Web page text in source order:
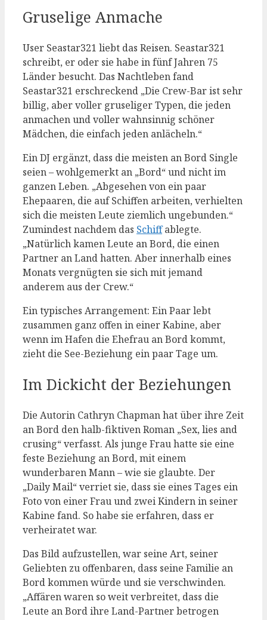
Gruselige Anmache
User Seastar321 liebt das Reisen. Seastar321
schreibt, er oder sie habe in fünf Jahren 75
Länder besucht. Das Nachtleben fand
Seastar321 erschreckend „Die Crew-Bar ist sehr
billig, aber voller gruseliger Typen, die jeden
anmachen und voller wahnsinnig schöner
Mädchen, die einfach jeden anlächeln.“
Ein DJ ergänzt, dass die meisten an Bord Single
seien – wohlgemerkt an „Bord“ und nicht im
ganzen Leben. „Abgesehen von ein paar
Ehepaaren, die auf Schiffen arbeiten, verhielten
sich die meisten Leute ziemlich ungebunden.“
Zumindest nachdem das Schiffablegte.
„Natürlich kamen Leute an Bord, die einen
Partner an Land hatten. Aber innerhalb eines
Monats vergnügten sie sich mit jemand
anderem aus der Crew.“
Ein typisches Arrangement: Ein Paar lebt
zusammen ganz offen in einer Kabine, aber
wenn im Hafen die Ehefrau an Bord kommt,
zieht die See-Beziehung ein paar Tage um.
Im Dickicht der Beziehungen
Die Autorin Cathryn Chapman hat über ihre Zeit
an Bord den halb-fiktiven Roman „Sex, lies and
crusing“ verfasst. Als junge Frau hatte sie eine
feste Beziehung an Bord, mit einem
wunderbaren Mann – wie sie glaubte. Der
„Daily Mail“ verriet sie, dass sie eines Tages ein
Foto von einer Frau und zwei Kindern in seiner
Kabine fand. So habe sie erfahren, dass er
verheiratet war.
Das Bild aufzustellen, war seine Art, seiner
Geliebten zu offenbaren, dass seine Familie an
Bord kommen würde und sie verschwinden.
„Affären waren so weit verbreitet, dass die
Leute an Bord ihre Land-Partner betrogen